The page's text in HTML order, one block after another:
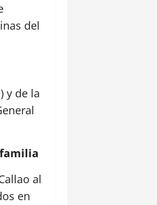
del
y de la
al
en